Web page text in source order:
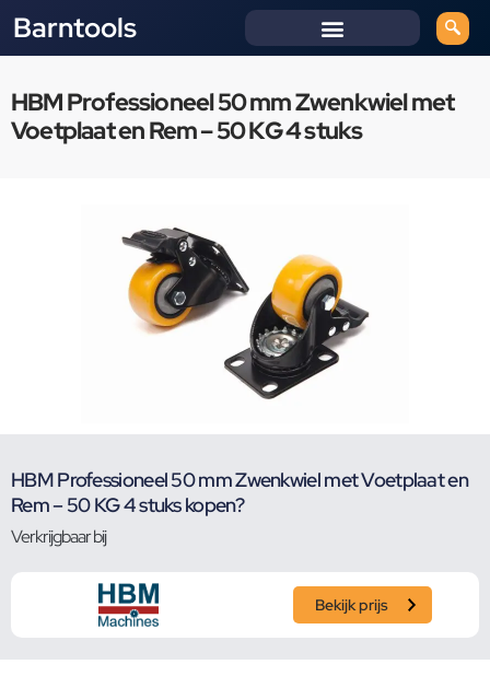
Barntools
HBM Professioneel 50 mm Zwenkwiel met
Voetplaat en Rem – 50 KG 4 stuks
HBM Professioneel 50 mm Zwenkwiel met Voetplaat en
Rem – 50 KG 4 stuks kopen?
Verkrijgbaar bij
Bekijk prijs